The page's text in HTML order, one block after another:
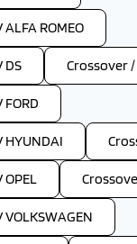
ROMEO
DS Crossover /
HYUNDAI
OPEL